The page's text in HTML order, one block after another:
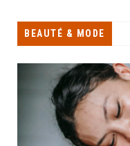
BEAUTÉ & MODE